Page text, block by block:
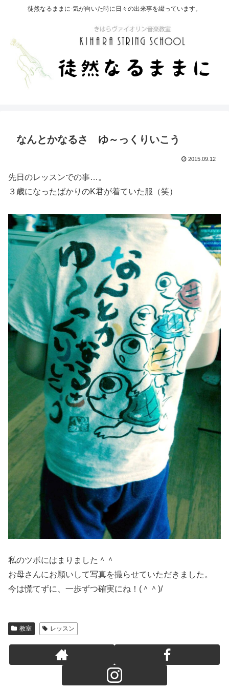
徒然なるままに-気が向いた時に日々の出来事を綴っています。
なんとかなるさ ゆ～っくりいこう
2015.09.12
先日のレッスンでの事…。
３歳になったばかりのK君が着ていた服（笑）
私のツボにはまりました＾＾
お母さんにお願いして写真を撮らせていただきました。
今は慌てずに、一歩ずつ確実にね！(＾＾)/
教室 レッスン